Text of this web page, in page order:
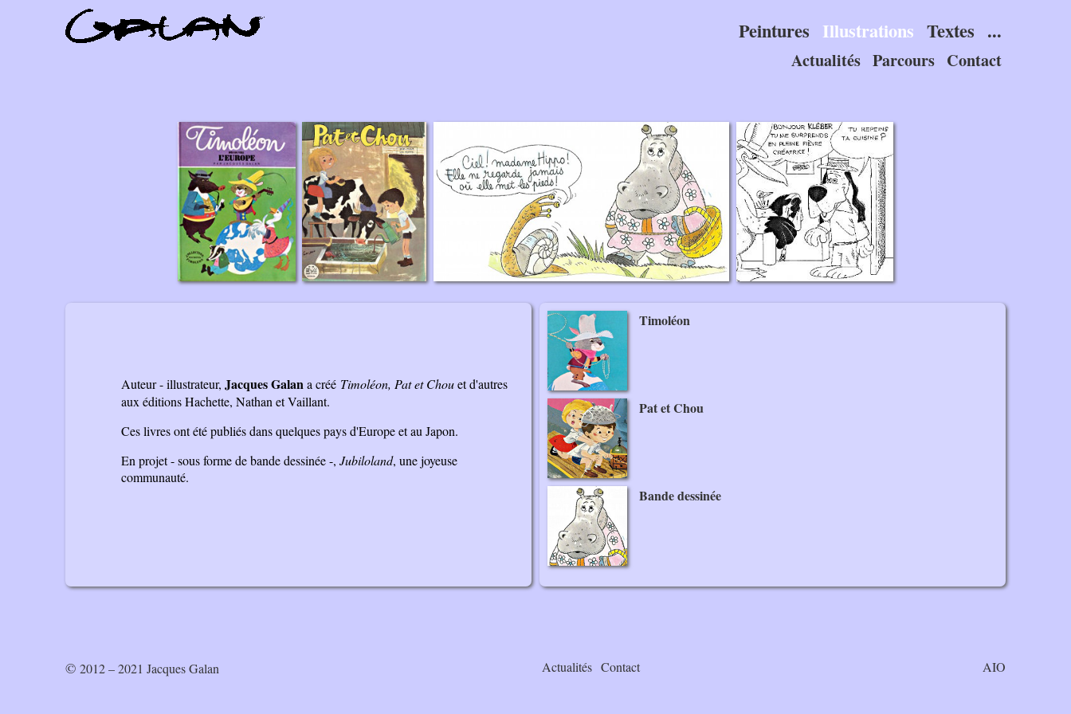
Peintures Illustrations Textes ...
Actualités Parcours Contact
Auteur - illustrateur, Jacques Galana créé Timoléon, Pat et Chouet d'autres
aux éditions Hachette, Nathan et Vaillant.
Ces livres ont été publiés dans quelques pays d'Europe et au Japon.
En projet - sous forme de bande dessinée -, Jubiloland, une joyeuse
communauté.
Timoléon
Pat et Chou
Bande dessinée
© 2012 – 2021 Jacques Galan Actualités Contact AIO